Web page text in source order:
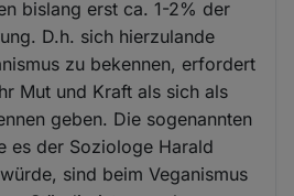
bislang erst ca. 1-2% der
D.h. sich hierzulande
zu bekennen, erfordert
Mut und Kraft als sich als
geben. Die sogenannten
es der Soziologe Harald
sind beim Veganismus